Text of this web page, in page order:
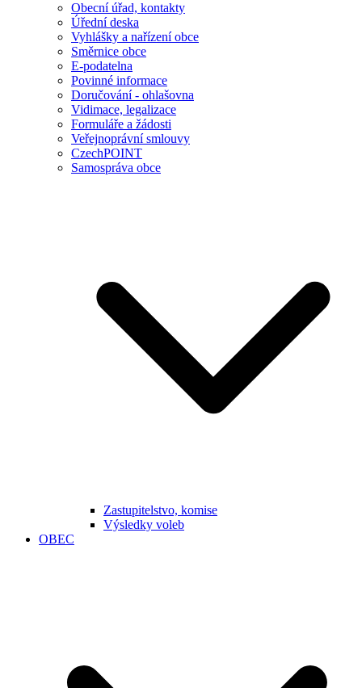
Obecní úřad, kontakty
Úřední deska
Vyhlášky a nařízení obce
Směrnice obce
E-podatelna
Povinné informace
Doručování - ohlašovna
Vidimace, legalizace
Formuláře a žádosti
Veřejnoprávní smlouvy
CzechPOINT
Samospráva obce
Zastupitelstvo, komise
Výsledky voleb
OBEC